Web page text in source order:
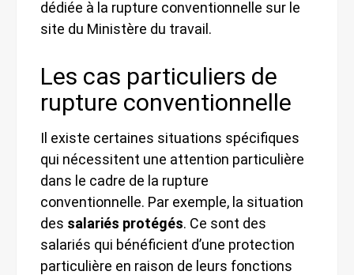
dédiée à la rupture conventionnelle sur le
site du Ministère du travail.
Les cas particuliers de
rupture conventionnelle
Il existe certaines situations spécifiques
qui nécessitent une attention particulière
dans le cadre de la rupture
conventionnelle. Par exemple, la situation
des salariés protégés. Ce sont des
salariés qui bénéficient d’une protection
particulière en raison de leurs fonctions